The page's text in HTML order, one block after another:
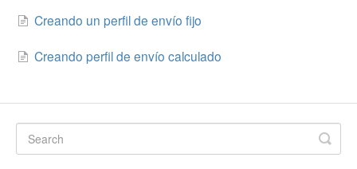
Etsy Integration - Dutch
Creando un perfil de envío fijo
Creando perfil de envío calculado